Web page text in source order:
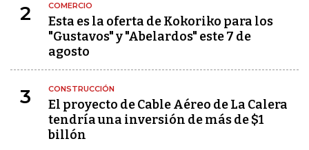
2 COMERCIO
Esta es la oferta de Kokoriko para los
"Gustavos" y "Abelardos" este 7 de
agosto
3 CONSTRUCCIÓN
El proyecto de Cable Aéreo de La Calera
tendría una inversión de más de $1
billón